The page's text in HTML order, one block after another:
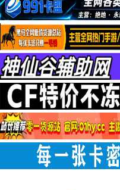
值得一看
两性情感